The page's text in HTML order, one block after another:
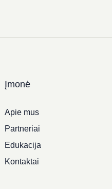
Įmonė
Apie mus
Partneriai
Edukacija
Kontaktai